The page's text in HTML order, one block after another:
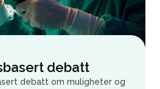
debatt
debatt om muligheter og